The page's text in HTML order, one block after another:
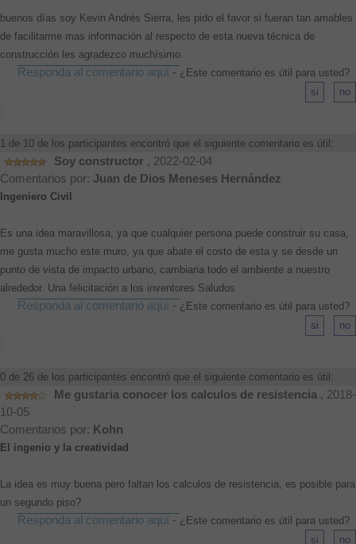
buenos días soy Kevin Andrés Sierra, les pido el favor si fueran tan amables
de facilitarme mas información al respecto de esta nueva técnica de
construcción les agradezco muchísimo
Responda al comentario aquí - ¿Este comentario es útil para usted?
1 de 10 de los participantes encontró que el siguiente comentario es útil:
Soy constructor , 2022-02-04
Comentarios por: Juan de Dios Meneses Hernández
Ingeniero Civil
Es una idea maravillosa, ya que cualquier persona puede construir su casa,
me gusta mucho este muro, ya que abate el costo de esta y se desde un
punto de vista de impacto urbano, cambiaria todo el ambiente a nuestro
alrededor. Una felicitación a los inventores Saludos
Responda al comentario aquí - ¿Este comentario es útil para usted?
0 de 26 de los participantes encontró que el siguiente comentario es útil:
Me gustaria conocer los calculos de resistencia , 2018-
10-05
Comentarios por: Kohn
El ingenio y la creatividad
La idea es muy buena pero faltan los calculos de resistencia, es posible para
un segundo piso?
Responda al comentario aquí - ¿Este comentario es útil para usted?